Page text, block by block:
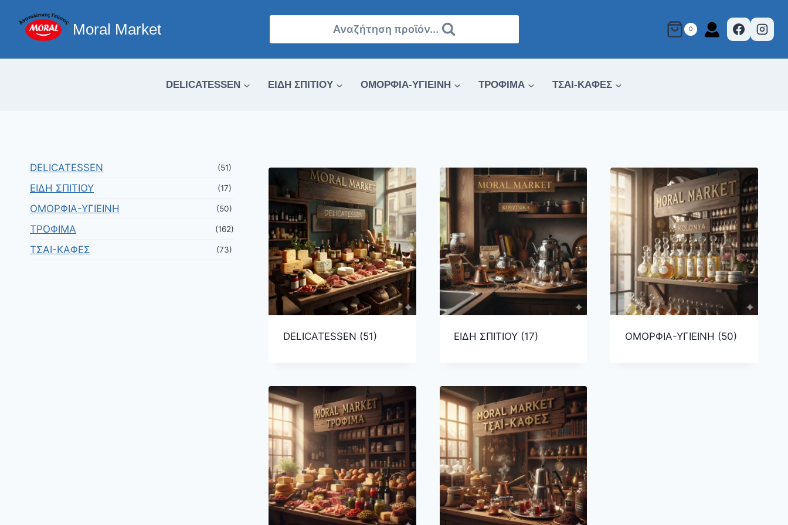
Moral Market Αναζήτηση προϊόν... 0
DELICATESSEN ΕΙΔΗ ΣΠΙΤΙΟΥ ΟΜΟΡΦΙΑ-ΥΓΙΕΙΝΗ ΤΡΟΦΙΜΑ ΤΣΑΙ-ΚΑΦΕΣ
DELICATESSEN (51) ΕΙΔΗ ΣΠΙΤΙΟΥ (17) ΟΜΟΡΦΙΑ-ΥΓΙΕΙΝΗ (50)
DELICATESSEN (51)
ΕΙΔΗ ΣΠΙΤΙΟΥ (17)
ΟΜΟΡΦΙΑ-ΥΓΙΕΙΝΗ (50)
ΤΡΟΦΙΜΑ (162)
ΤΣΑΙ-ΚΑΦΕΣ (73)